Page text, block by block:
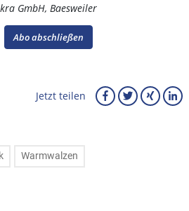
GmbH, Baesweiler
Abo abschließen
Jetzt teilen
Warmwalzen